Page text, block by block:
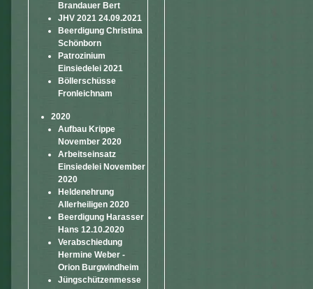
Brandauer Bert
JHV 2021 24.09.2021
Beerdigung Christina
Schönborn
Patrozinium
Einsiedelei 2021
Böllerschüsse
Fronleichnam
2020
Aufbau Krippe
November 2020
Arbeitseinsatz
Einsiedelei November
2020
Heldenehrung
Allerheiligen 2020
Beerdigung Harasser
Hans 12.10.2020
Verabschiedung
Hermine Weber -
Orion Burgwindheim
Jüngschützenmesse